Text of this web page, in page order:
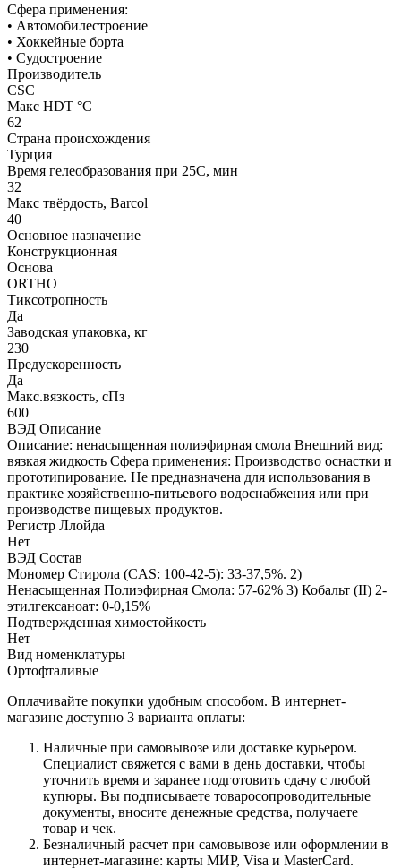
Сфера применения:
• Автомобилестроение
• Хоккейные борта
• Судостроение
Производитель
CSC
Макс HDT °С
62
Страна происхождения
Турция
Время гелеобразования при 25С, мин
32
Макс твёрдость, Barcol
40
Основное назначение
Конструкционная
Основа
ORTHO
Тиксотропность
Да
Заводская упаковка, кг
230
Предускоренность
Да
Макс.вязкoсть, сПз
600
ВЭД Описание
Описание: ненасыщенная полиэфирная смола Внешний вид:
вязкая жидкость Сфера применения: Производство оснастки и
прототипирование. Не предназначена для использования в
практике хозяйственно-питьевого водоснабжения или при
производстве пищевых продуктов.
Регистр Ллойда
Нет
ВЭД Состав
Мономер Стирола (CAS: 100-42-5): 33-37,5%. 2)
Ненасыщенная Полиэфирная Смола: 57-62% 3) Кобальт (II) 2-
этилгексаноат: 0-0,15%
Подтвержденная химостойкость
Нет
Вид номенклатуры
Ортофталивые
Оплачивайте покупки удобным способом. В интернет-
магазине доступно 3 варианта оплаты:
Наличные при самовывозе или доставке курьером.
Специалист свяжется с вами в день доставки, чтобы
уточнить время и заранее подготовить сдачу с любой
купюры. Вы подписываете товаросопроводительные
документы, вносите денежные средства, получаете
товар и чек.
Безналичный расчет при самовывозе или оформлении в
интернет-магазине: карты МИР, Visa и MasterCard.